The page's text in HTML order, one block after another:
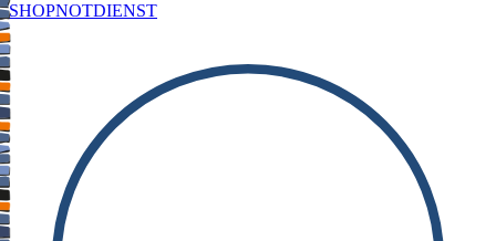
SHOPNOTDIENST